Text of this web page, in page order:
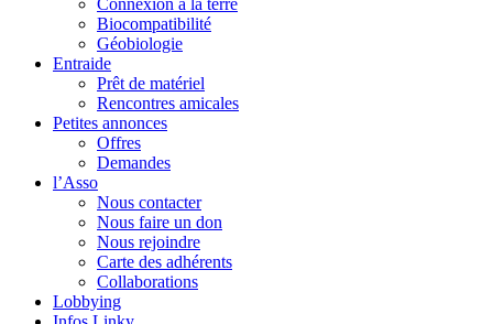
Biocompatibilité
Géobiologie
Entraide
Prêt de matériel
Rencontres amicales
Petites annonces
Offres
Demandes
l’Asso
Nous contacter
Nous faire un don
Nous rejoindre
Carte des adhérents
Collaborations
Lobbying